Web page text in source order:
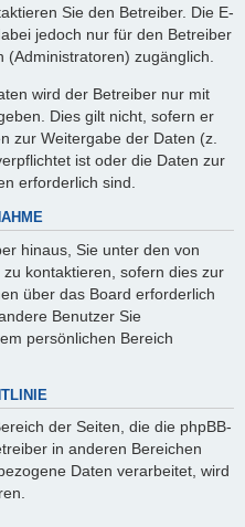
Sie den Betreiber. Die E-
jedoch nur für den Betreiber
zugänglich.
wird der Betreiber nur mit
Dies gilt nicht, sofern er
zur Weitergabe der Daten (z.
ist oder die Daten zur
erforderlich sind.
hinaus, Sie unter den von
kontaktieren, sofern dies zur
über das Board erforderlich
Benutzer Sie
persönlichen Bereich
der Seiten, die die phpBB-
in anderen Bereichen
Daten verarbeitet, wird